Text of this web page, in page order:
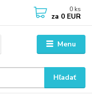
Menu
Hľadať
0 ks
za 0 EUR